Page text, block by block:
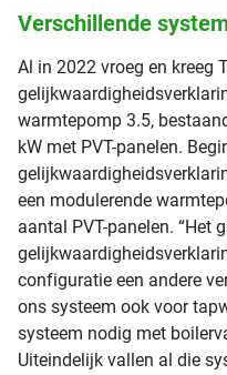
Verschillende
Al in 2022 vroeg en kreeg
warmtepomp 3.5,
kW met PVT-panelen.
een modulerende
aantal PVT-panelen. “Het
configuratie een andere
ons systeem ook voor
systeem nodig met
Uiteindelijk vallen al die